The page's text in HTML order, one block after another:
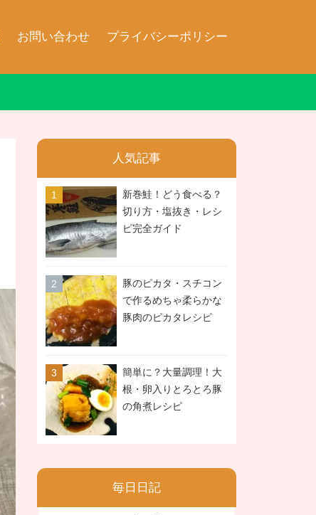
お問い合わせ プライバシーポリシー
人気記事
新巻鮭！どう食べる？
切り方・塩抜き・レシ
ピ完全ガイド
豚のピカタ・スチコン
で作るめちゃ柔らかな
豚肉のピカタレシピ
簡単に？大量調理！大
根・卵入りとろとろ豚
の角煮レシピ
毎日日記